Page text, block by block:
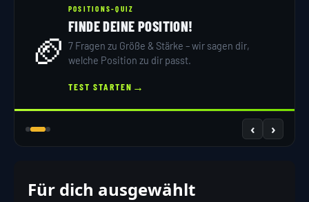
answer":"Antwort","multiple-
a-more\/nfl\/bernhard-raimann-schafft-erster-
oesterreichischer-feldspieler-sprung-53-mann-
🏈
POSITIONS-QUIZ
FINDE DEINE POSITION!
7 Fragen zu Größe & Stärke – wir sagen dir,
welche Position zu dir passt.
TEST STARTEN →
‹ ›
Für dich ausgewählt